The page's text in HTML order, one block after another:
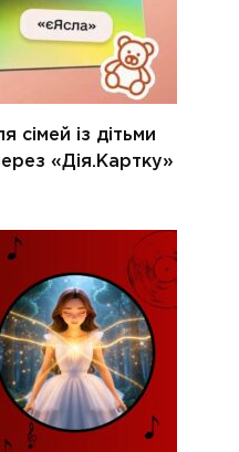
сімей із дітьми
«Дія.Картку»